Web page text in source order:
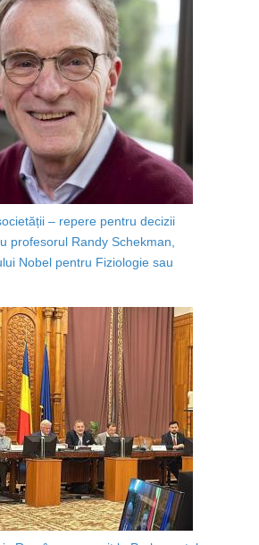
– repere pentru decizii
profesorul Randy Schekman,
Nobel pentru Fiziologie sau